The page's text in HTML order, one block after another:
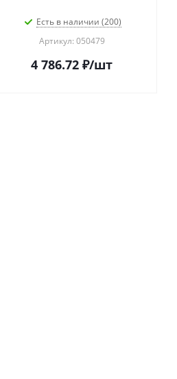
Есть в наличии (200)
Артикул: 050479
4 786.72 ₽/шт